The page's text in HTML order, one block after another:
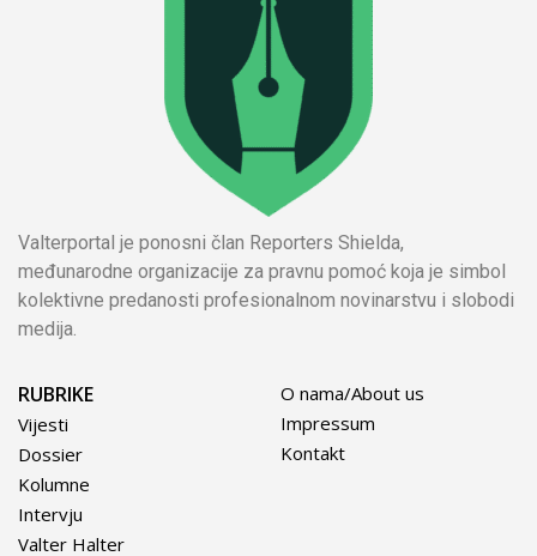
Valterportal je ponosni član Reporters Shielda,
međunarodne organizacije za pravnu pomoć koja je simbol
kolektivne predanosti profesionalnom novinarstvu i slobodi
medija.
RUBRIKE
Vijesti
Dossier
Kolumne
Intervju
Valter Halter
O nama/About us
Impressum
Kontakt